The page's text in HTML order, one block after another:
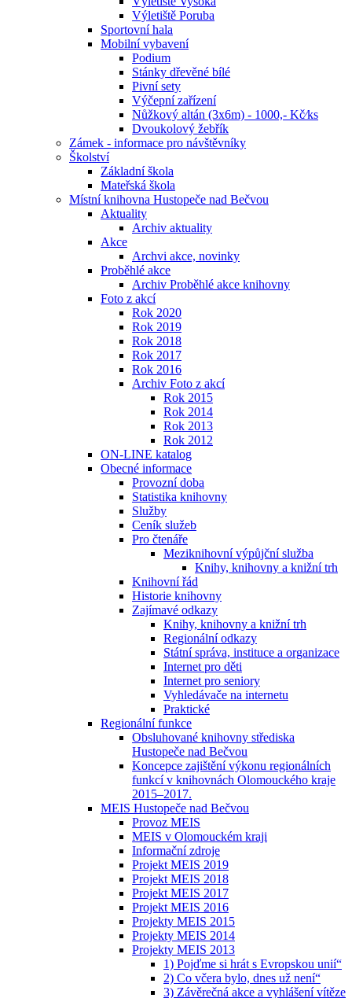
Výletiště Poruba
Sportovní hala
Mobilní vybavení
Podium
Stánky dřevěné bílé
Pivní sety
Výčepní zařízení
Nůžkový altán (3x6m) - 1000,- Kč⁄ks
Dvoukolový žebřík
Zámek - informace pro návštěvníky
Školství
Základní škola
Mateřská škola
Místní knihovna Hustopeče nad Bečvou
Aktuality
Archiv aktuality
Akce
Archvi akce, novinky
Proběhlé akce
Archiv Proběhlé akce knihovny
Foto z akcí
Rok 2020
Rok 2019
Rok 2018
Rok 2017
Rok 2016
Archiv Foto z akcí
Rok 2015
Rok 2014
Rok 2013
Rok 2012
ON-LINE katalog
Obecné informace
Provozní doba
Statistika knihovny
Služby
Ceník služeb
Pro čtenáře
Meziknihovní výpůjční služba
Knihy, knihovny a knižní trh
Knihovní řád
Historie knihovny
Zajímavé odkazy
Knihy, knihovny a knižní trh
Regionální odkazy
Státní správa, instituce a organizace
Internet pro děti
Internet pro seniory
Vyhledávače na internetu
Praktické
Regionální funkce
Obsluhované knihovny střediska
Hustopeče nad Bečvou
Koncepce zajištění výkonu regionálních
funkcí v knihovnách Olomouckého kraje
2015–2017.
MEIS Hustopeče nad Bečvou
Provoz MEIS
MEIS v Olomouckém kraji
Informační zdroje
Projekt MEIS 2019
Projekt MEIS 2018
Projekt MEIS 2017
Projekt MEIS 2016
Projekty MEIS 2015
Projekty MEIS 2014
Projekty MEIS 2013
1) Pojďme si hrát s Evropskou unií“
2) Co včera bylo, dnes už není“
3) Závěrečná akce a vyhlášení vítěze